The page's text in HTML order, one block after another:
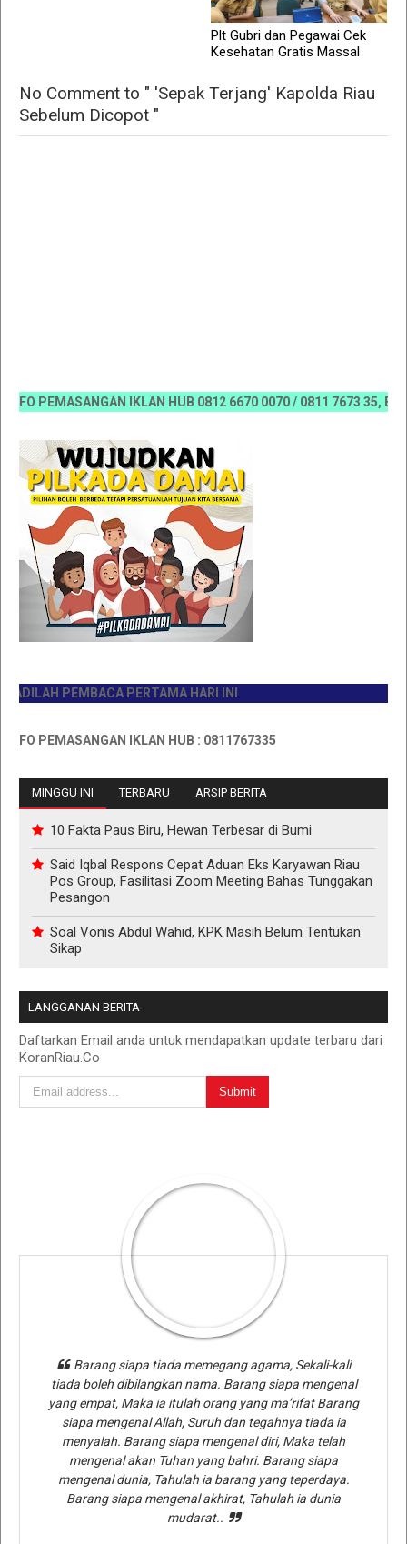
Plt Gubri dan Pegawai Cek
Kesehatan Gratis Massal
No Comment to " 'Sepak Terjang' Kapolda Riau
Sebelum Dicopot "
PEMASANGAN IKLAN HUB 0812 6670 0070 / 0811 7673 35,
PEMBACA PERTAMA HARI INI
PEMASANGAN IKLAN HUB : 0811767335
MINGGU INI TERBARU ARSIP BERITA
10 Fakta Paus Biru, Hewan Terbesar di Bumi
Said Iqbal Respons Cepat Aduan Eks Karyawan Riau
Pos Group, Fasilitasi Zoom Meeting Bahas Tunggakan
Pesangon
Soal Vonis Abdul Wahid, KPK Masih Belum Tentukan
Sikap
LANGGANAN BERITA
Daftarkan Email anda untuk mendapatkan update terbaru dari
KoranRiau.Co
Barang siapa tiada memegang agama, Sekali-kali
tiada boleh dibilangkan nama. Barang siapa mengenal
yang empat, Maka ia itulah orang yang ma’rifat Barang
siapa mengenal Allah, Suruh dan tegahnya tiada ia
menyalah. Barang siapa mengenal diri, Maka telah
mengenal akan Tuhan yang bahri. Barang siapa
mengenal dunia, Tahulah ia barang yang teperdaya.
Barang siapa mengenal akhirat, Tahulah ia dunia
mudarat..